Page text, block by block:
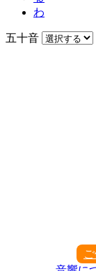
わ
五十音